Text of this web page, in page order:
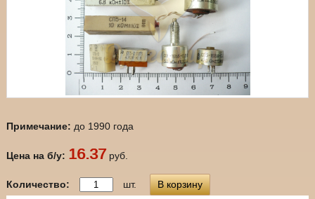
Примечание: до 1990 года
Цена на б/у: 16.37 руб.
Количество: шт. В корзину